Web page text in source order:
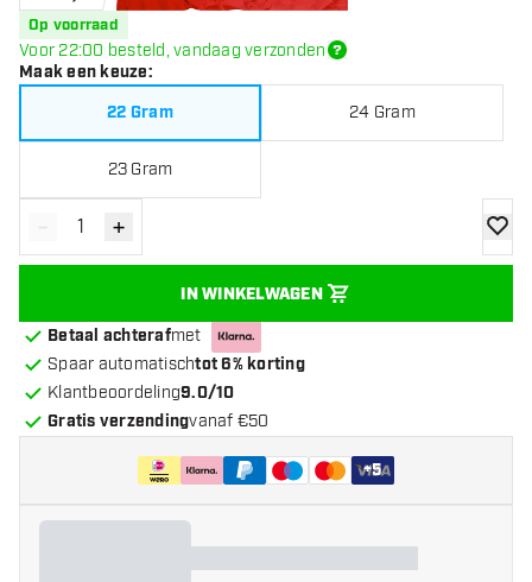
Gratis verzending
Op voorraad
Voor 22:00 besteld, vandaag verzonden
Maak een keuze:
22 Gram
24 Gram
23 Gram
Verminder hoeveelheid
- Verhoog hoeveelheid
+
IN WINKELWAGEN
Betaal achterafmet
Spaar automatischtot 6% korting
Klantbeoordeling9.0/10
Gratis verzendingvanaf €50
+5